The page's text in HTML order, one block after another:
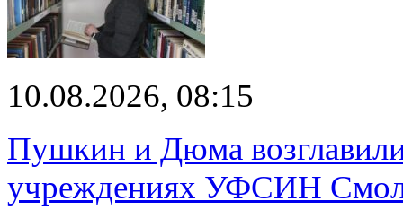
10.08.2026, 08:15
Пушкин и Дюма
учреждениях УФСИН